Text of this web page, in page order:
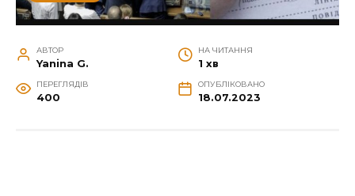
АВТОР
Yanina G.
НА ЧИТАННЯ
1 хв
ПЕРЕГЛЯДІВ
400
ОПУБЛІКОВАНО
18.07.2023